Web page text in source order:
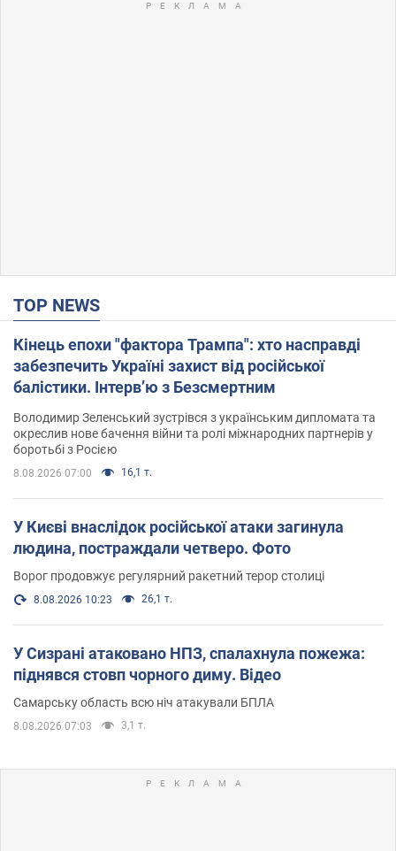
TOP NEWS
Кінець епохи "фактора Трампа": хто насправді
забезпечить Україні захист від російської
балістики. Інтерв’ю з Безсмертним
Володимир Зеленський зустрівся з українським дипломата та
окреслив нове бачення війни та ролі міжнародних партнерів у
боротьбі з Росією
8.08.2026 07:00 16,1 т.
У Києві внаслідок російської атаки загинула
людина, постраждали четверо. Фото
Ворог продовжує регулярний ракетний терор столиці
8.08.2026 10:23 26,1 т.
У Сизрані атаковано НПЗ, спалахнула пожежа:
піднявся стовп чорного диму. Відео
Самарську область всю ніч атакували БПЛА
8.08.2026 07:03 3,1 т.